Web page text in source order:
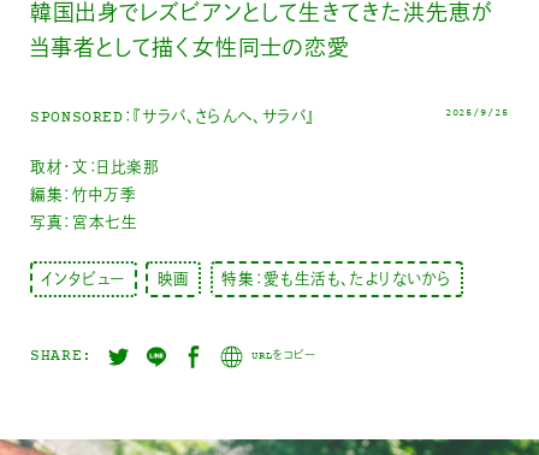
韓国出身でレズビアンとして生きてきた洪先恵が
当事者として描く女性同士の恋愛
SPONSORED：『サラバ、さらんへ、サラバ』
取材・文：日比楽那
編集：竹中万季
写真：宮本七生
2025/9/25
インタビュー 映画 特集：愛も生活も、たよりないから
SHARE: URLをコピー